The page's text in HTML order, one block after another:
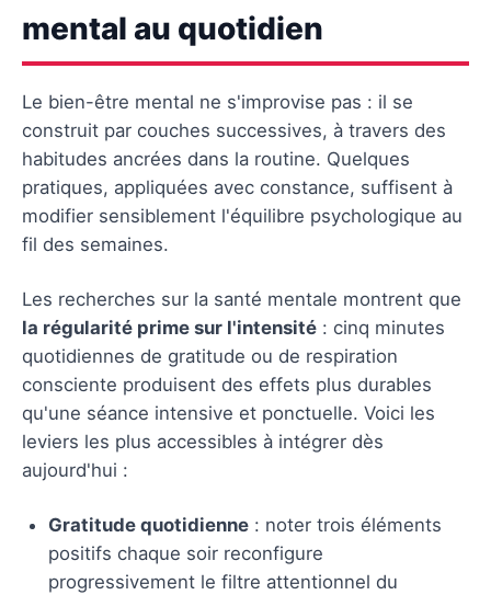
mental au quotidien
Le bien-être mental ne s'improvise pas : il se
construit par couches successives, à travers des
habitudes ancrées dans la routine. Quelques
pratiques, appliquées avec constance, suffisent à
modifier sensiblement l'équilibre psychologique au
fil des semaines.
Les recherches sur la santé mentale montrent que
la régularité prime sur l'intensité : cinq minutes
quotidiennes de gratitude ou de respiration
consciente produisent des effets plus durables
qu'une séance intensive et ponctuelle. Voici les
leviers les plus accessibles à intégrer dès
aujourd'hui :
Gratitude quotidienne : noter trois éléments
positifs chaque soir reconfigure
progressivement le filtre attentionnel du